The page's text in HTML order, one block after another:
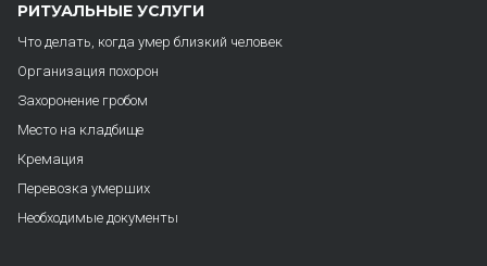
РИТУАЛЬНЫЕ УСЛУГИ
Что делать, когда умер близкий человек
Организация похорон
Захоронение гробом
Место на кладбище
Кремация
Перевозка умерших
Необходимые документы